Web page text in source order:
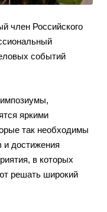
Российского
событий
яркими
так необходимы
и достижения
в которых
решать широкий